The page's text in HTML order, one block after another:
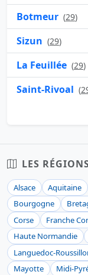
Botmeur (29)
Sizun (29)
La Feuillée (29)
Saint-Rivoal (
LES
Alsace Aquitaine
Bourgogne
Corse
Franche
Haute Normandie
Languedoc-
Mayotte
Midi-